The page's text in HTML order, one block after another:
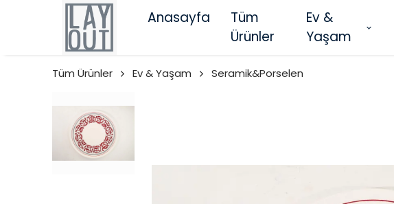
Anasayfa
Tüm
Ürünler
Ev &
Yaşam
Tüm Ürünler Ev & Yaşam Seramik&Porselen